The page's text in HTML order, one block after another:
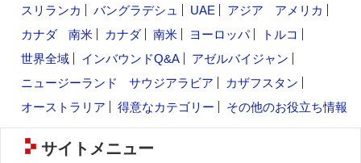
スリランカ
バングラデシュ UAE アジア
アメリカ
カナダ
南米 カナダ 南米 ヨーロッパ
トルコ
世界全域
インバウンドQ&A
アゼルバイジャン
ニュージーランド
サウジアラビア
カザフスタン
オーストラリア
得意なカテゴリー その他のお役立ち情報
サイトメニュー